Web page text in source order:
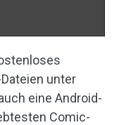
unter
eine Android-
Comic-